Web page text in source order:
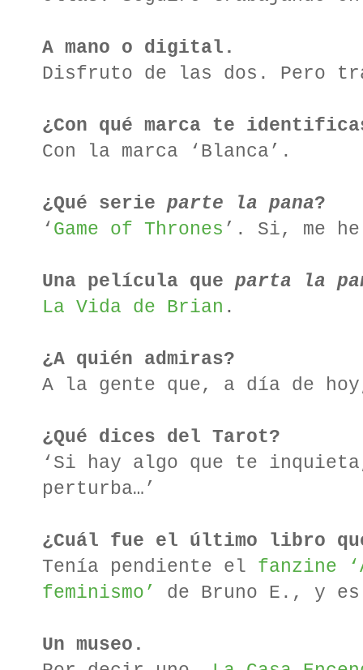
A mano o digital.
Disfruto de las dos. Pero
¿Con qué marca te
Con la marca ‘Blanca’.
¿Qué serie parte la pana?
‘ Game of Thrones ’. Si, me he
Una película que parta la
La Vida de Brian .
¿A quién admiras?
A la gente que, a día de
¿Qué dices del Tarot?
‘Si hay algo que te
perturba…’
¿Cuál fue el último libro
Tenía pendiente el fanzine
feminismo’
de Bruno E., y
Un museo.